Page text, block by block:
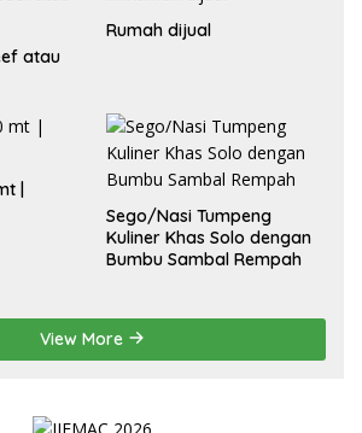
atau
Rumah dijual
|
Sego/Nasi Tumpeng
Kuliner Khas Solo dengan
Bumbu Sambal Rempah
View More